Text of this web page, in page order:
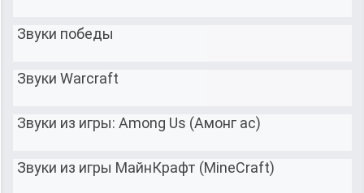
Звуки победы
Звуки Warcraft
Звуки из игры: Among Us (Амонг ас)
Звуки из игры МайнКрафт (MineCraft)